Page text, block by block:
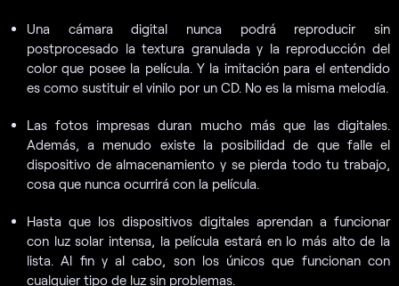
Una cámara digital nunca podrá reproducir sin
postprocesado la textura granulada y la reproducción del
color que posee la película. Y la imitación para el entendido
es como sustituir el vinilo por un CD. No es la misma melodía.
Las fotos impresas duran mucho más que las digitales.
Además, a menudo existe la posibilidad de que falle el
dispositivo de almacenamiento y se pierda todo tu trabajo,
cosa que nunca ocurrirá con la película.
Hasta que los dispositivos digitales aprendan a funcionar
con luz solar intensa, la película estará en lo más alto de la
lista. Al fin y al cabo, son los únicos que funcionan con
cualquier tipo de luz sin problemas.